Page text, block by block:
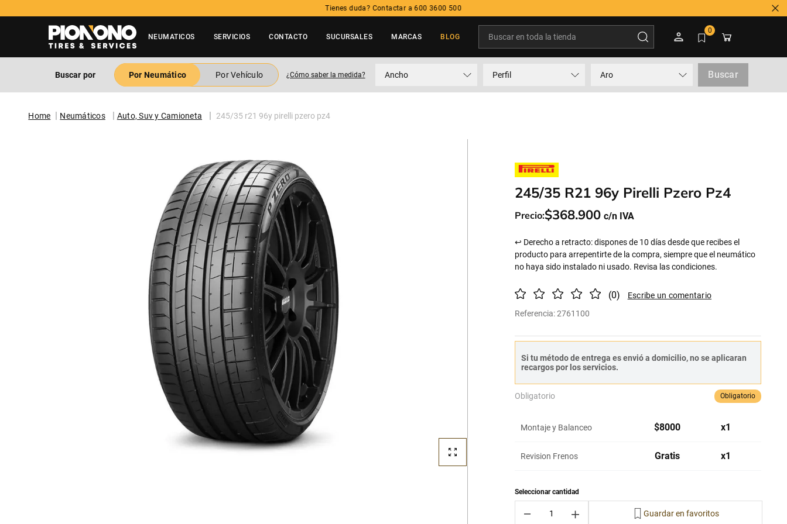
Tienes duda? Contactar a 600 3600 500
NEUMATICOS SERVICIOS CONTACTO SUCURSALES MARCAS BLOG
0
Buscar por Por Neumático Por Vehículo ¿Cómo saber la medida? Ancho Perfil Aro Buscar
Neumáticos Auto, Suv y Camioneta 245/35 r21 96y pirelli pzero pz4
245/35 R21 96y Pirelli Pzero Pz4
Precio:$368.900
↩ Derecho a retracto: dispones de 10 días desde que recibes el
producto para arrepentirte de la compra, siempre que el neumático
no haya sido instalado ni usado. Revisa las condiciones.
(0)
Referencia:2761100
Si tu método de entrega es envió a domicilio, no se aplicaran
recargos por los servicios.
Obligatorio Obligatorio
Montaje y Balanceo $8000 x1
Revision Frenos Gratis x1
＋
－
TÉRMINOS MÁS BUSCADOS
. neumatico
3. 215
5. 195